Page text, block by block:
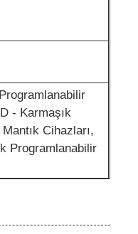
- Karmaşık
Cihazları,
Programlanabilir